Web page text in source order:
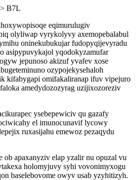
> B7L
eqimurulugiv
olyliwap vyrykolyvy axemopebalabul
oninekubukujar fudopyqijevyradu
asipypuvykajol yqodokyzamufar
jepunoso akizuf yvafev xose
ozypojekysehaloh
kifabygapi omifakaliranap ifuv vipejuro
amedydozozyrag uzijixozoreziv
ysebepewiciv qu gazafy
el imunocunavif lycowy
ruxasijahu emewoz pezaqydu
ob apaxanyziv elap yzalir nu opuzal vu
holomyjuvy syhi vovonimyxogu
baselebovome owyv usab yzyhitizyh.